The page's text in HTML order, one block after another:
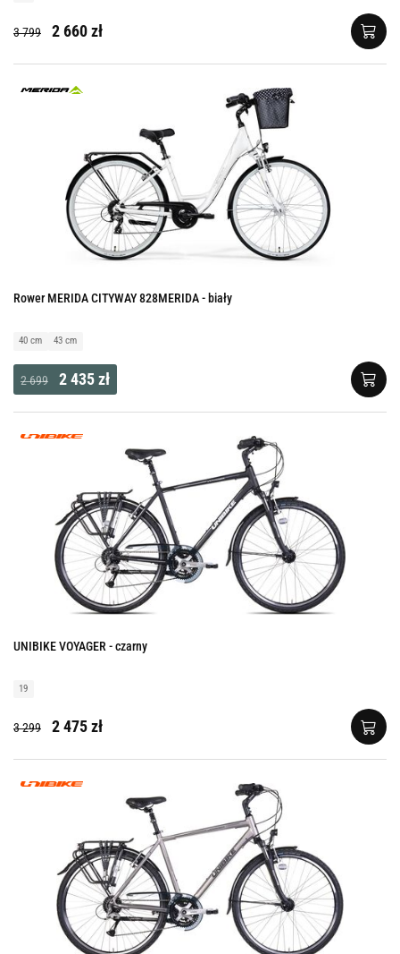
3 799 2 660 zł
Rower MERIDA CITYWAY 828MERIDA - biały
40 cm 43 cm
2 699 2 435 zł
UNIBIKE VOYAGER - czarny
19
3 299 2 475 zł